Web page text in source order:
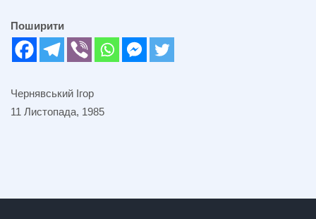
Поширити
Чернявський Ігор
11 Листопада, 1985